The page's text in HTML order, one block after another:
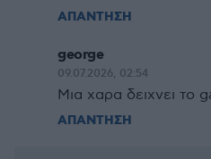
ΑΠΑΝΤΗΣΗ
george
09.07.2026, 02:54
Μια χαρα δειχνει το
ΑΠΑΝΤΗΣΗ